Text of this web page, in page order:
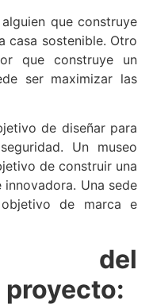
que construye
casa sostenible. Otro
que construye un
ser maximizar las
de diseñar para
Un museo
de construir una
Una sede
de marca e
del
proyecto: